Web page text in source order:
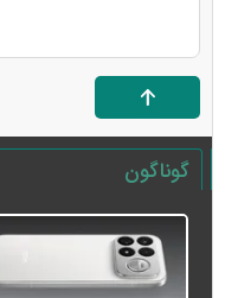
گوناگون